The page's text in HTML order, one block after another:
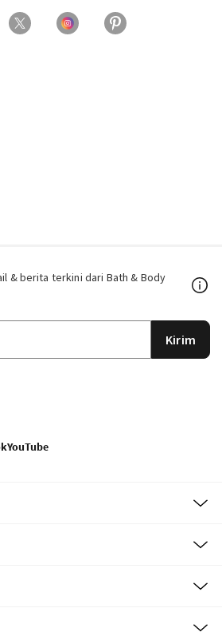
& berita terkini dari Bath & Body
Kirim
YouTube